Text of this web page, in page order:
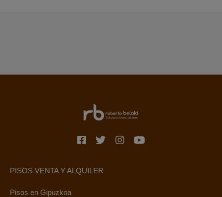
PISOS VENTA Y ALQUILER
Pisos en Gipuzkoa